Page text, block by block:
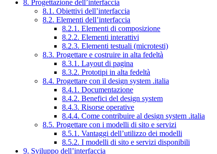
8. Progettazione dell’interfaccia
8.1. Obiettivi dell’interfaccia
8.2. Elementi dell’interfaccia
8.2.1. Elementi di composizione
8.2.2. Elementi interattivi
8.2.3. Elementi testuali (microtesti)
8.3. Progettare e costruire in alta fedeltà
8.3.1. Layout di pagina
8.3.2. Prototipi in alta fedeltà
8.4. Progettare con il design system .italia
8.4.1. Documentazione
8.4.2. Benefici del design system
8.4.3. Risorse operative
8.4.4. Come contribuire al design system .italia
8.5. Progettare con i modelli di sito e servizi
8.5.1. Vantaggi dell’utilizzo dei modelli
8.5.2. I modelli di sito e servizi disponibili
9. Sviluppo dell’interfaccia